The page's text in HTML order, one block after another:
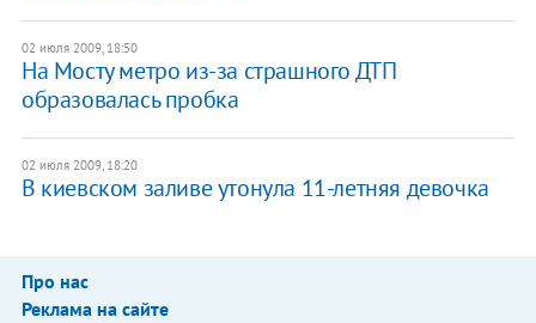
02 июля 2009, 18:50
На Мосту метро из-за страшного ДТП
образовалась пробка
02 июля 2009, 18:20
В киевском заливе утонула 11-летняя девочка
Про нас
Реклама на сайте